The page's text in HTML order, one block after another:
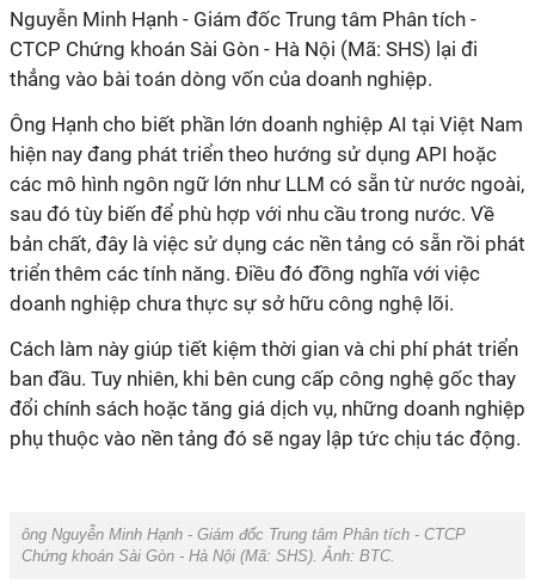
Nguyễn Minh Hạnh - Giám đốc Trung tâm Phân tích -
CTCP Chứng khoán Sài Gòn - Hà Nội (Mã: SHS) lại đi
thẳng vào bài toán dòng vốn của doanh nghiệp.
Ông Hạnh cho biết phần lớn doanh nghiệp AI tại Việt Nam
hiện nay đang phát triển theo hướng sử dụng API hoặc
các mô hình ngôn ngữ lớn như LLM có sẵn từ nước ngoài,
sau đó tùy biến để phù hợp với nhu cầu trong nước. Về
bản chất, đây là việc sử dụng các nền tảng có sẵn rồi phát
triển thêm các tính năng. Điều đó đồng nghĩa với việc
doanh nghiệp chưa thực sự sở hữu công nghệ lõi.
Cách làm này giúp tiết kiệm thời gian và chi phí phát triển
ban đầu. Tuy nhiên, khi bên cung cấp công nghệ gốc thay
đổi chính sách hoặc tăng giá dịch vụ, những doanh nghiệp
phụ thuộc vào nền tảng đó sẽ ngay lập tức chịu tác động.
ông Nguyễn Minh Hạnh - Giám đốc Trung tâm Phân tích - CTCP
Chứng khoán Sài Gòn - Hà Nội (Mã: SHS). Ảnh: BTC.